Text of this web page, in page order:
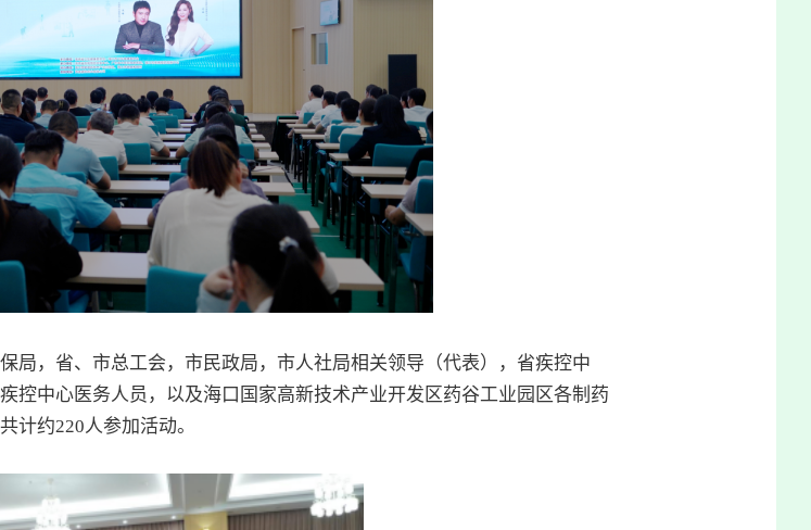
局，省、市总工会，市民政局，市人社局相关领导（代表），省疾控中
控中心医务人员，以及海口国家高新技术产业开发区药谷工业园区各制药
计约220人参加活动。